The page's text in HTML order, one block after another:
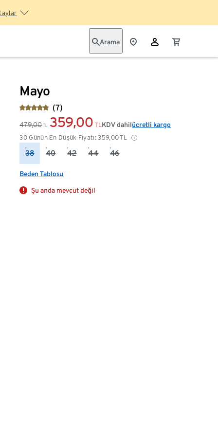
Arama
Mayo
(7)
479,00 TL 359,00 TL
30 Günün En Düşük Fiyatı: 359,00TL
KDV dahilücretli kargo
38 40 42 44 46
Beden Tablosu
Şu anda mevcut değil